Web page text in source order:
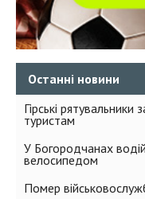
Останні новини
Гірські
туристам
У Богородчанах
велосипедом
Помер